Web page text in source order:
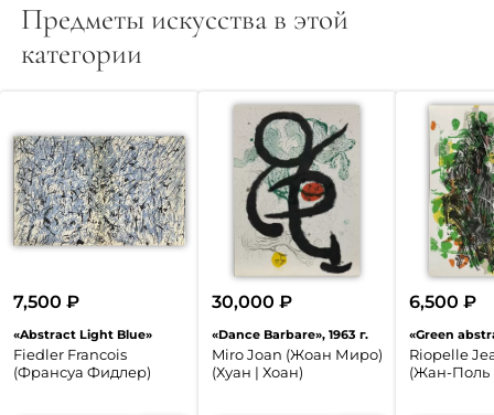
Предметы искусства в этой
категории
«Abstract Light Blue»
Fiedler Francois
(Франсуа Фидлер)
7,500₽
«Dance Barbare», 1963 г.
Miro Joan (Жоан Миро)
(Хуан | Хоан)
30,000 ₽
«Green
Riopelle
(Жан-Поль
6,500 ₽